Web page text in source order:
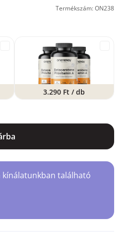
Termékszám: ON238
3.290 Ft/ db
kínálatunkban található